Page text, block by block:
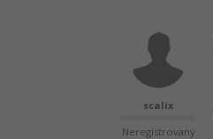
scalix
Neregistrovaný